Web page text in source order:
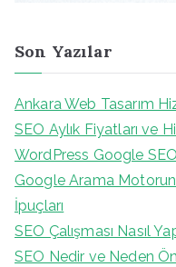
Son Yazılar
Ankara Web Tasarım
SEO Aylık Fiyatları ve
WordPress Google
Google Arama
İpuçları
SEO Çalışması Nasıl
SEO Nedir ve Neden